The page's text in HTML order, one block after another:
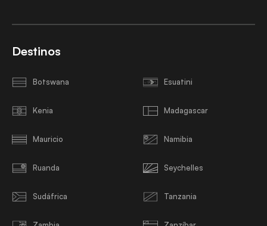
Destinos
Botswana Esuatini
Kenia Madagascar
Mauricio Namibia
Ruanda Seychelles
Sudáfrica Tanzania